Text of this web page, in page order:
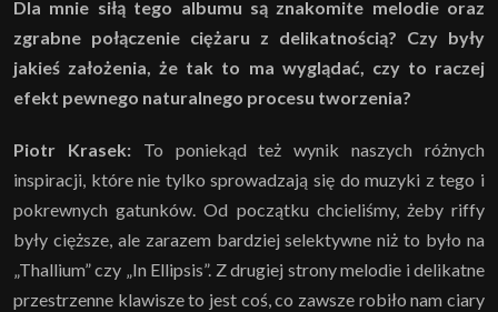
Dla mnie siłą tego albumu są znakomite melodie oraz
zgrabne połączenie ciężaru z delikatnością? Czy były
jakieś założenia, że tak to ma wyglądać, czy to raczej
efekt pewnego naturalnego procesu tworzenia?
Piotr Krasek:To poniekąd też wynik naszych różnych
inspiracji, które nie tylko sprowadzają się do muzyki z tego i
pokrewnych gatunków. Od początku chcieliśmy, żeby riffy
były cięższe, ale zarazem bardziej selektywne niż to było na
„Thallium” czy „In Ellipsis”. Z drugiej strony melodie i delikatne
przestrzenne klawisze to jest coś, co zawsze robiło nam ciary